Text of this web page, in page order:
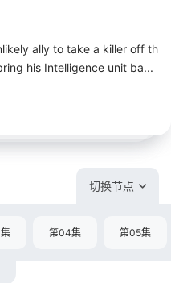
ally to take a killer off th
his Intelligence unit ba...
切换节点
第04集 第05集